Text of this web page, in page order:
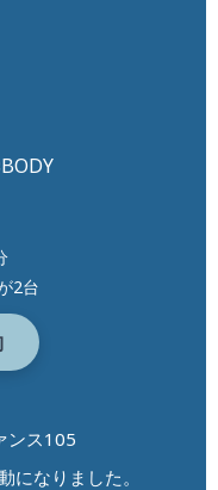
2台
ンス105
なりました。